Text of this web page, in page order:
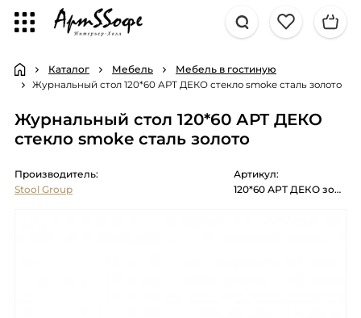
Каталог Мебель Мебель в гостиную
Журнальный стол 120*60 АРТ ДЕКО стекло smoke сталь золото
Журнальный стол 120*60 АРТ ДЕКО
стекло smoke сталь золото
Производитель:
Stool Group
Артикул:
120*60 АРТ ДЕКО золото стекло smoke каркас нержавеющая сталь